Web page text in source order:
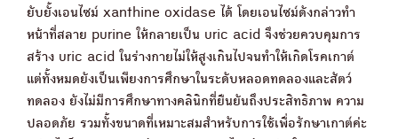
ยับยั้งเอนไซม์ xanthine oxidase ได้ โดยเอนไซม์ดังกล่าวทำ
หน้าที่สลาย purine ให้กลายเป็น uric acid จึงช่วยควบคุมการ
สร้าง uric acid ในร่างกายไม่ให้สูงเกินไปจนทำให้เกิดโรคเกาต์
แต่ทั้งหมดยังเป็นเพียงการศึกษาในระดับหลอดทดลองและสัตว์
ทดลอง ยังไม่มีการศึกษาทางคลินิกที่ยืนยันถึงประสิทธิภาพ ความ
ปลอดภัย รวมทั้งขนาดที่เหมาะสมสำหรับการใช้เพื่อรักษาเกาต์ค่ะ